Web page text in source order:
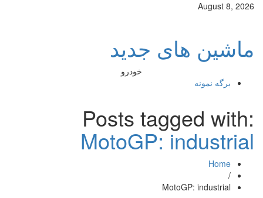
August 8, 2026
ماشین های جدید
خودرو
برگه نمونه
Posts tagged with:
MotoGP: industrial
Home
/
MotoGP: industrial